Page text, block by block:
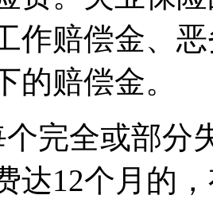
作赔偿金、
的赔偿金。
个完全或部分
达12个月的